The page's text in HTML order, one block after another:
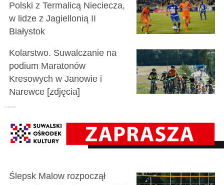
Polski z Termalicą Nieciecza,
w lidze z Jagiellonią II
Białystok
Kolarstwo. Suwalczanie na
podium Maratonów
Kresowych w Janowie i
Narewce [zdjęcia]
Ślepsk Malow rozpoczął